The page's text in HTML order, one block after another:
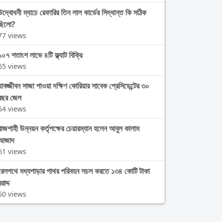
ম্যাচে রেফারির তিন লাল কার্ডের সিদ্ধান্ত কি সঠিক
views
শতাংশ লাভে ৪টি ফ্ল্যাট বিক্রি
views
সাজা পাওয়া দক্ষিণ কোরিয়ার সাবেক প্রেসিডেন্টের ৩০
জেল
views
উন্নয়ন কর্তৃপক্ষের চেয়ারম্যান হলেন আবুল কালাম
views
মধ্যপাড়ার পাথর পরিবহন সচল করতে ১৩৪ কোটি টাকা
views